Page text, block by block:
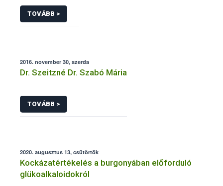
TOVÁBB >
2016. november 30, szerda
Dr. Szeitzné Dr. Szabó Mária
TOVÁBB >
2020. augusztus 13, csütörtök
Kockázatértékelés a burgonyában előforduló
glükoalkaloidokról